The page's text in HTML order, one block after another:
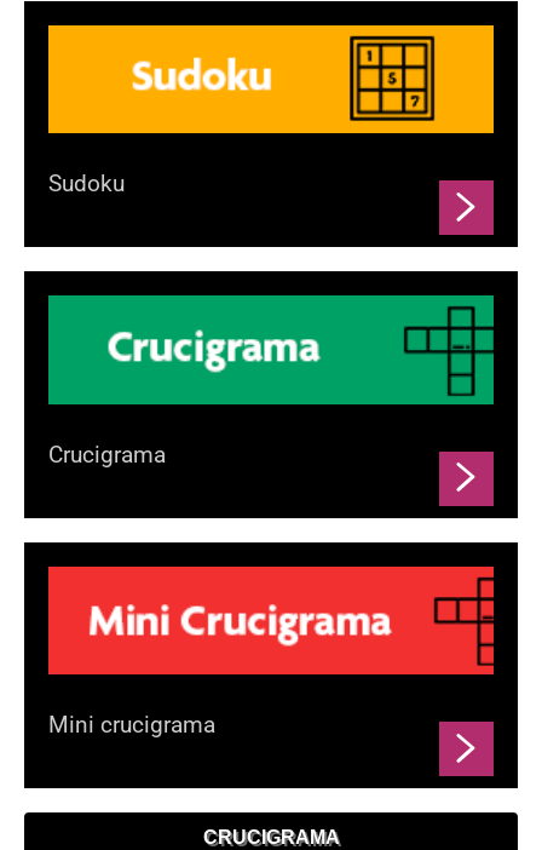
Sudoku
Crucigrama
Mini crucigrama
CRUCIGRAMA